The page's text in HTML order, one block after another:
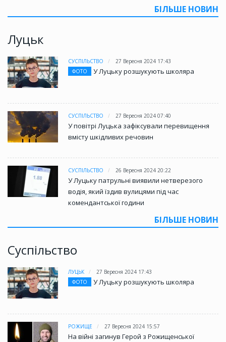
БІЛЬШЕ НОВИН
Луцьк
СУСПІЛЬСТВО
27 Вересня 2024 17:43
ФОТО
У Луцьку розшукують школяра
СУСПІЛЬСТВО 27 Вересня 2024 07:40
У повітрі Луцька зафіксували перевищення
вмісту шкідливих речовин
СУСПІЛЬСТВО 26 Вересня 2024 20:22
У Луцьку патрульні виявили нетверезого
водія, який їздив вулицями під час
комендантської години
БІЛЬШЕ НОВИН
Суспільство
ЛУЦЬК
27 Вересня 2024 17:43
ФОТО
У Луцьку розшукують школяра
РОЖИЩЕ 27 Вересня 2024 15:57
На війні загинув Герой з Рожищенської